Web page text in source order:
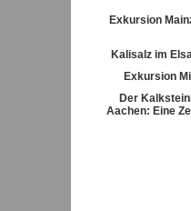
Exkursion
Kalisalz im
Exkursion
Der
Aachen: Eine